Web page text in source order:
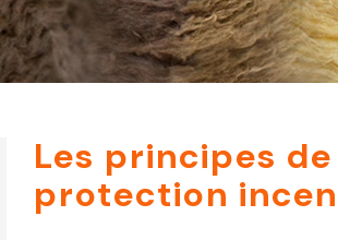
Les principes
protection